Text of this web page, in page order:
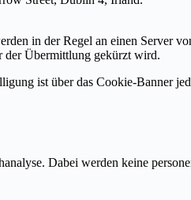
in der Regel an einen Server
der Übermittlung gekürzt wird.
ist über das Cookie-Banner
Dabei werden keine